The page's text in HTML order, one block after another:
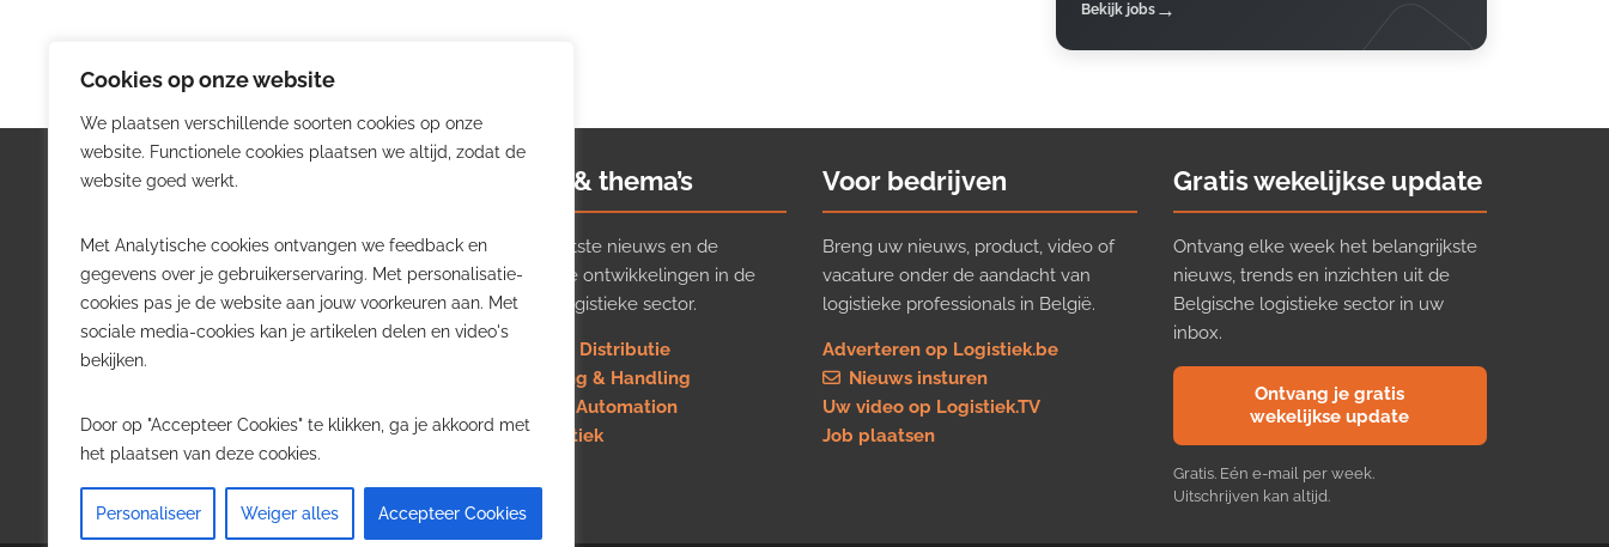
Cookies op onze website
We plaatsen verschillende soorten cookies op onze
website. Functionele cookies plaatsen we altijd, zodat de
website goed werkt.
Met Analytische cookies ontvangen we feedback en
gegevens over je gebruikerservaring. Met personalisatie-
cookies pas je de website aan jouw voorkeuren aan. Met
sociale media-cookies kan je artikelen delen en video's
bekijken.
Door op "Accepteer Cookies" te klikken, ga je akkoord met
het plaatsen van deze cookies.
Personaliseer Weiger alles Accepteer Cookies
Bekijk jobs
Logistiek.be
Logistiek.be brengt dagelijks nieuws,
trends en praktijkverhalen over
transport, warehousing, supply chain
en automatisering in België.
willen volgen.
Nieuws & thema’s
Volg het laatste nieuws en de
belangrijkste ontwikkelingen in de
Belgische logistieke sector.
Transport & Distributie
Warehousing & Handling
Software & Automation
Job in logistiek
Voor bedrijven
Breng uw nieuws, product, video of
vacature onder de aandacht van
logistieke professionals in België.
Adverteren op Logistiek.be
Nieuws insturen
Uw video op Logistiek.TV
Job plaatsen
Gratis wekelijkse update
Ontvang elke week het belangrijkste
nieuws, trends en inzichten uit de
Belgische logistieke sector in uw
inbox.
Ontvang je gratis
wekelijkse update
Gratis. Eén e-mail per week.
Uitschrijven kan altijd.